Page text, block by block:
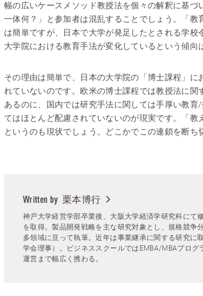
幅の広いケースメソッド教授法を個々の解釈に基づ
一体何？」と参加者は混乱することでしょう。「
は簡単ですが、日本で大学が発足したとされる学校
大学院における教育手法が変化しているという傾向
その理由は簡単で、日本の大学院の「博士課程」に
れていないのです。欧米の博士課程では教授法に関
あるのに、国内では研究手法に関しては手厚い教
てはほとんど配慮されていないのが現実です。「
というのも現状でしょう。どこかでこの連鎖を断ち
Written by 栗本博行
神戸大学経営学部卒業後、大阪大学経済学研究科にて
を取得。製品開発戦略を主な研究対象とし、規格競争
多領域に亘って執筆。近年は事業継承に関する研究に
学会理事）。ビジネススクールではEMBA/MBAプログ
運営まで幅広く携わる。